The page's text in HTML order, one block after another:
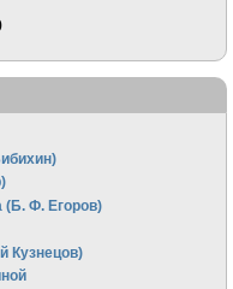
(Б. Ф. Егоров)
Кузнецов)